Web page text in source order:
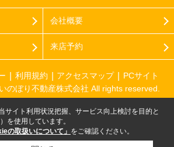
会社概要
来店予約
利用規約 アクセスマップ
PCサイト
のぼり不動産株式会社 All rights reserved.
サイト利用状況把握、サービス向上検討を目的と
を使用しています。
の取扱いについて」 をご確認ください。